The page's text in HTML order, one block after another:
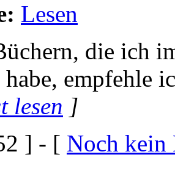
Lesen
die ich
habe, empfehle
lesen ]
] - [ Noch kein